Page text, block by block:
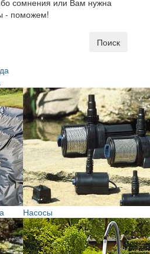
сомнения или Вам нужна
- поможем!
Поиск
Насосы